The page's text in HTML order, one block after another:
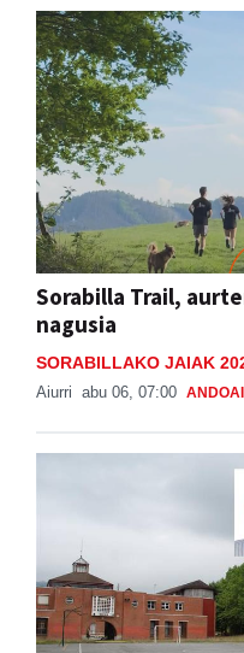
Sorabilla Trail,
nagusia
SORABILLAKO JAIAK
Aiurri abu 06, 07:00